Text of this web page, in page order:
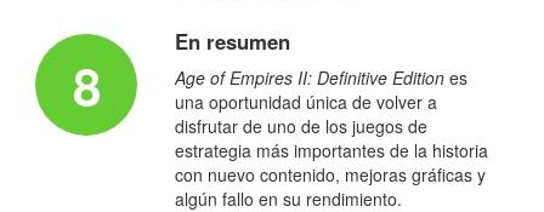
8
En resumen
Age of Empires II: Definitive Editiones
una oportunidad única de volver a
disfrutar de uno de los juegos de
estrategia más importantes de la historia
con nuevo contenido, mejoras gráficas y
algún fallo en su rendimiento.